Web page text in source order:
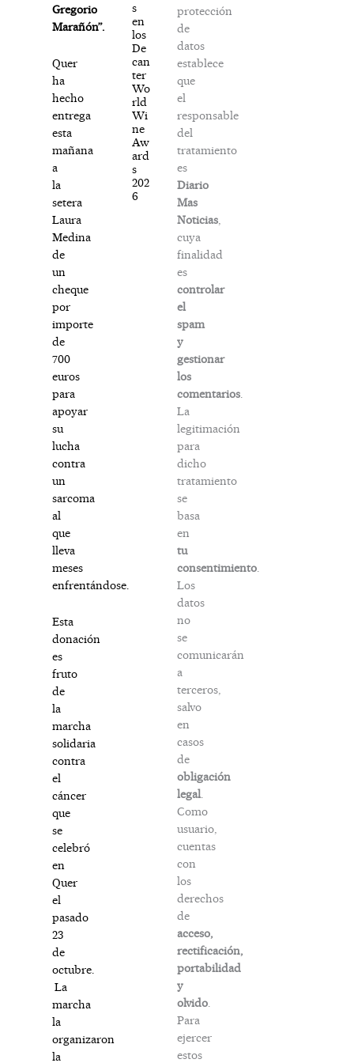
Gregorio
Marañón”.
Quer
ha
hecho
entrega
esta
mañana
a
la
setera
Laura
Medina
de
un
cheque
por
importe
de
700
euros
para
apoyar
su
lucha
contra
un
sarcoma
al
que
lleva
meses
enfrentándose.
Esta
donación
es
fruto
de
la
marcha
solidaria
contra
el
cáncer
que
se
celebró
en
Quer
el
pasado
23
de
octubre.
La
marcha
la
organizaron
la
s
en
los
De
can
ter
Wo
rld
Wi
ne
Aw
ard
s
202
6
protección
de
datos
establece
que
el
responsable
del
tratamiento
es
Diario
Mas
Noticias,
cuya
finalidad
es
controlar
el
spam
y
gestionar
los
comentarios.
La
legitimación
para
dicho
tratamiento
se
basa
en
tu
consentimiento.
Los
datos
no
se
comunicarán
a
terceros,
salvo
en
casos
de
obligación
legal.
Como
usuario,
cuentas
con
los
derechos
de
acceso,
rectificación,
portabilidad
y
olvido.
Para
ejercer
estos